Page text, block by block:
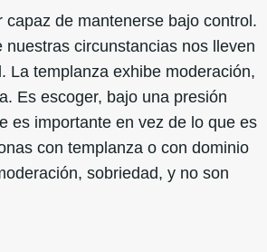
capaz de mantenerse bajo control.
nuestras circunstancias nos lleven
La templanza exhibe moderación,
Es escoger, bajo una presión
es importante en vez de lo que es
con templanza o con dominio
sobriedad, y no son